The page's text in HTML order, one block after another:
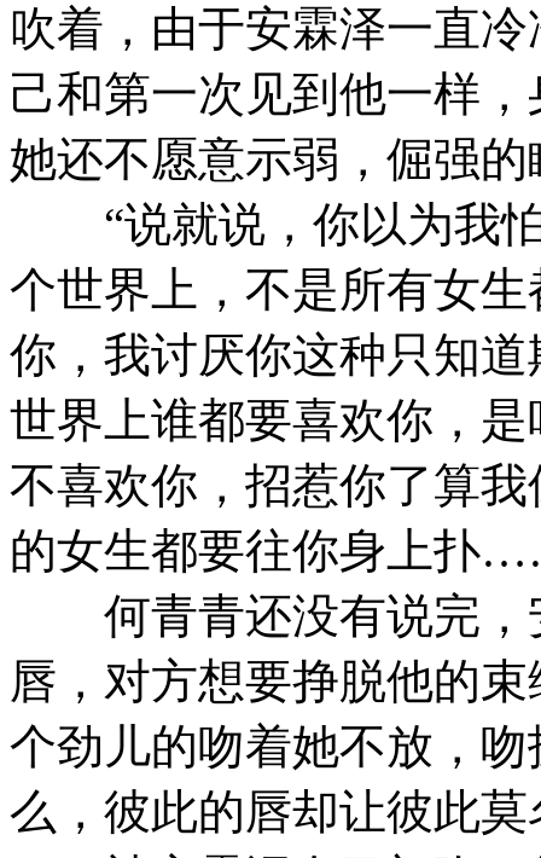
吹着，由于安霖泽一直
己和第一次见到他一样
她还不愿意示弱，倔强
“说就说，你以为我怕
个世界上，不是所有女
你，我讨厌你这种只知
世界上谁都要喜欢你，
不喜欢你，招惹你了算
的女生都要往你身上扑
何青青还没有说完，
唇，对方想要挣脱他的
个劲儿的吻着她不放，
么，彼此的唇却让彼此